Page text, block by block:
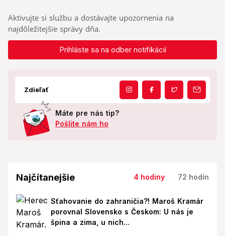
Aktivujte si službu a dostávajte upozornenia na
najdôležitejšie správy dňa.
Prihláste sa na odber notifikácií
Zdieľať
Máte pre nás tip?
Pošlite nám ho
Najčítanejšie 4 hodiny 72 hodín
Sťahovanie do zahraničia?! Maroš Kramár
porovnal Slovensko s Českom: U nás je
špina a zima, u nich...